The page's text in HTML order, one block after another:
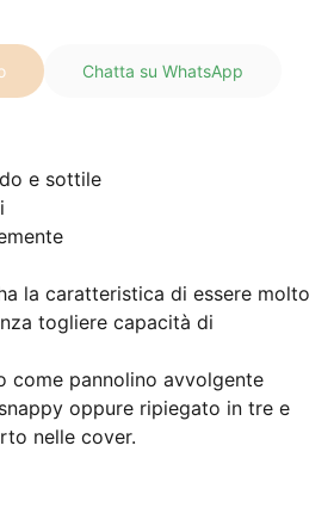
Chatta su WhatsApp
e sottile
la caratteristica di essere molto
togliere capacità di
come pannolino avvolgente
oppure ripiegato in tre e
nelle cover.